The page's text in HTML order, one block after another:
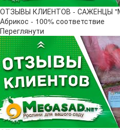
ОТЗЫВЫ КЛИЕНТОВ - САЖЕНЦЫ
Абрикос - 100% соответствие
Переглянути